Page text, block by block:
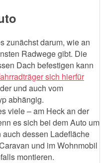
zunächst darum, wie an
Radwege gibt. Die
Dach befestigen kann
sich hierfür
und auch vom
abhängig.
viele – am Heck an der
es sich bei dem Auto um
dessen Ladefläche
und im Wohnmobil
montieren.